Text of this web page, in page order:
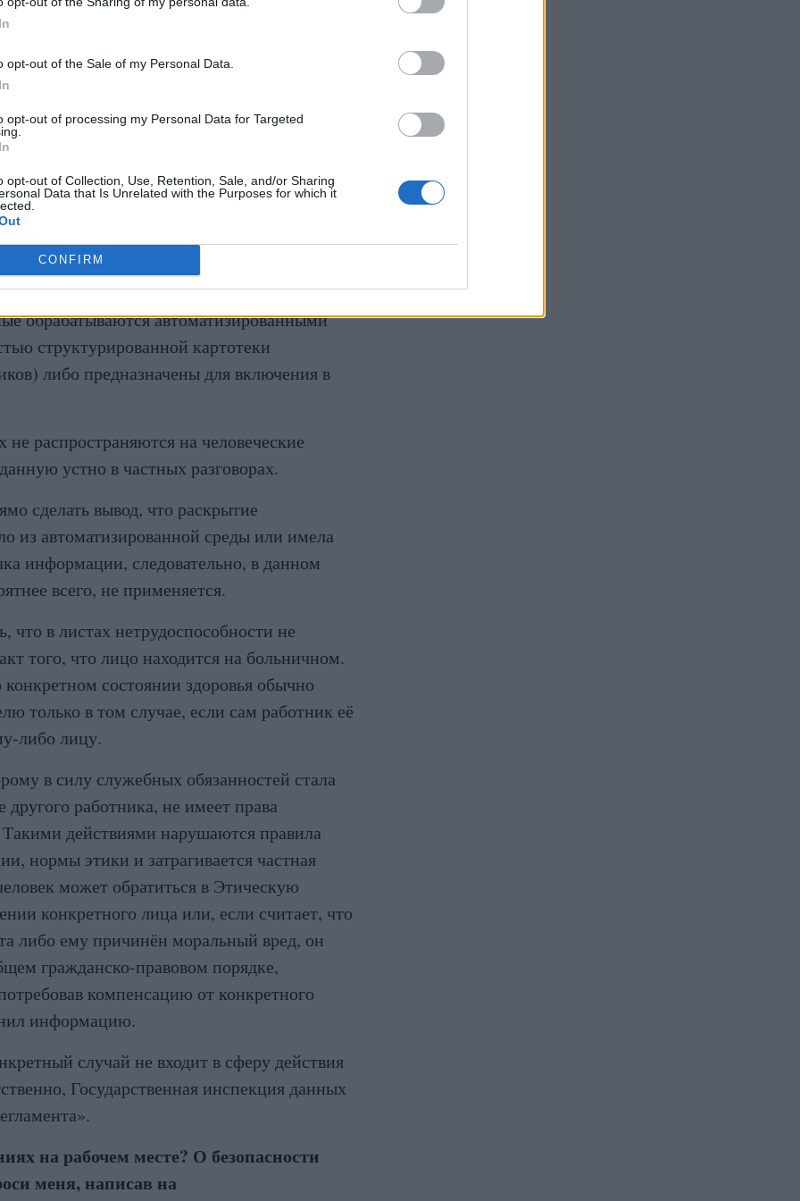
opt-out of the Sale of my Personal Data.
opt-out of processing my Personal Data for Targeted
opt-out of Collection, Use, Retention, Sale, and/or Sharing
Data that Is Unrelated with the Purposes for which it
CONFIRM
его чувствительная информация попала
здоровья человека? Каковы мои права
если есть подозрения на
данных?» — пишет Линардс.
инспекцию данных.
необходимо оценить, подпадает ли она
о данных. Он применяется только в том
обрабатываются автоматизированными
структурированной картотеки
либо предназначены для включения в
распространяются на человеческие
устно в частных разговорах.
сделать вывод, что раскрытие
из автоматизированной среды или имела
информации, следовательно, в данном
всего, не применяется.
что в листах нетрудоспособности не
того, что лицо находится на больничном.
состоянии здоровья обычно
только в том случае, если сам работник её
либо лицу.
в силу служебных обязанностей стала
работника, не имеет права
действиями нарушаются правила
нормы этики и затрагивается частная
может обратиться в Этическую
конкретного лица или, если считает, что
либо ему причинён моральный вред, он
гражданско-правовом порядке,
компенсацию от конкретного
информацию.
случай не входит в сферу действия
Государственная инспекция данных
на рабочем месте? О безопасности
меня, написав на